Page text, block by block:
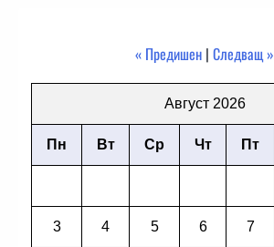
« Предишен | Следващ »
Август 2026
Пн Вт Ср Чт Пт
3 4 5 6 7